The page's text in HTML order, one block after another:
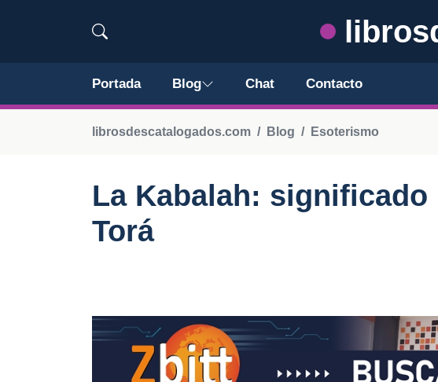
Portada Blog Chat Contacto
librosdescatalogados.com Blog Esoterismo
La Kabalah:
Torá